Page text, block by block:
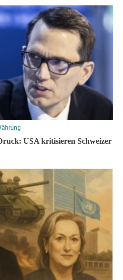
USA kritisieren Schweizer